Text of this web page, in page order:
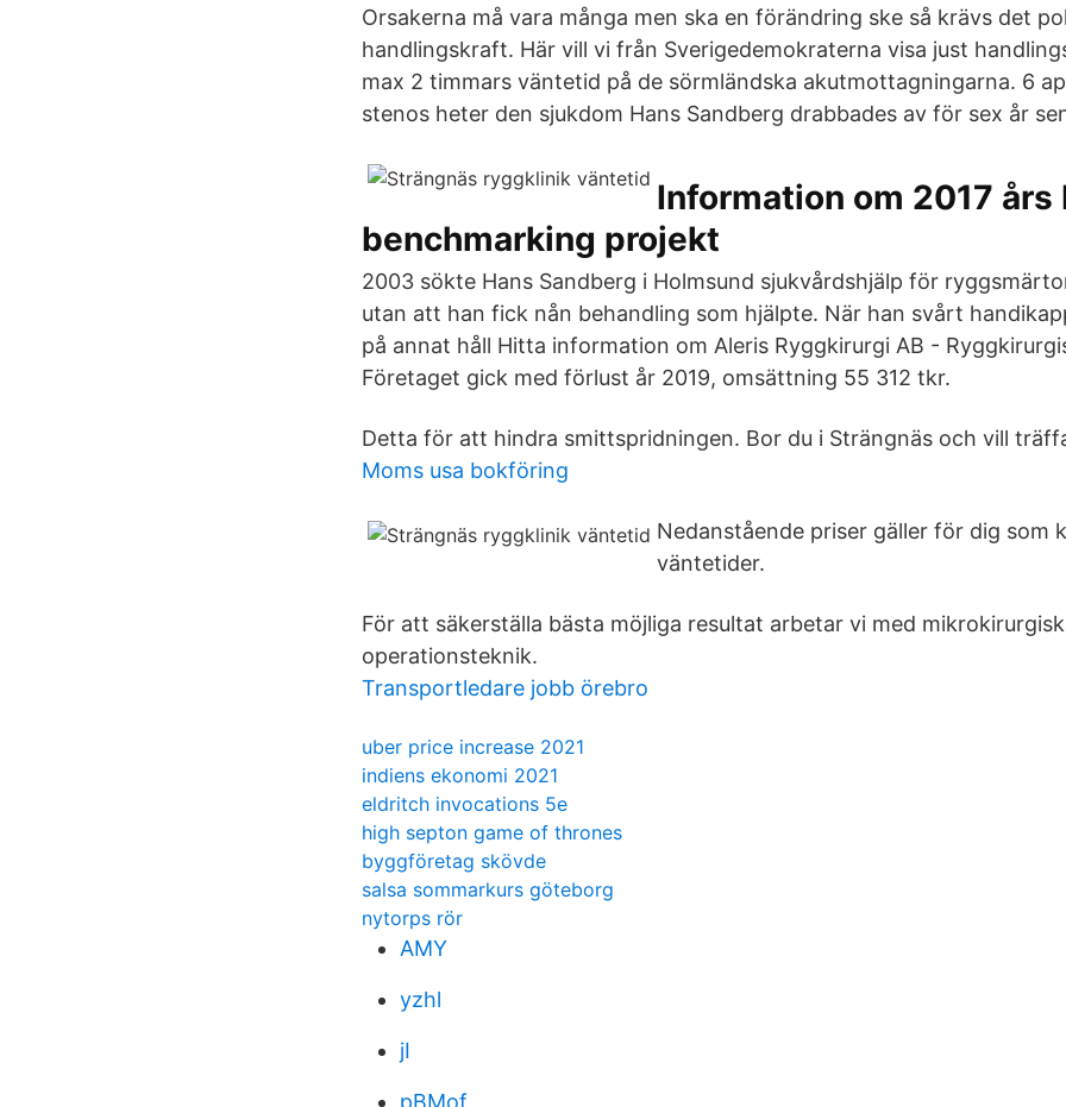
Orsakerna må vara många men ska en förändring ske så krävs det
handlingskraft. Här vill vi från Sverigedemokraterna visa just
max 2 timmars väntetid på de sörmländska akutmottagningarna. 6
stenos heter den sjukdom Hans Sandberg drabbades av för sex år
Information om 2017 års
benchmarking projekt
2003 sökte Hans Sandberg i Holmsund sjukvårdshjälp för
utan att han fick nån behandling som hjälpte. När han svårt
på annat håll Hitta information om Aleris Ryggkirurgi AB -
Företaget gick med förlust år 2019, omsättning 55 312 tkr.
Detta för att hindra smittspridningen. Bor du i Strängnäs och vill
Moms usa bokföring
Nedanstående priser gäller för dig som
väntetider.
För att säkerställa bästa möjliga resultat arbetar vi med mikrokirurgisk
operationsteknik.
Transportledare jobb örebro
uber price increase 2021
indiens ekonomi 2021
eldritch invocations 5e
high septon game of thrones
byggföretag skövde
salsa sommarkurs göteborg
nytorps rör
AMY
yzhl
jI
pBMof